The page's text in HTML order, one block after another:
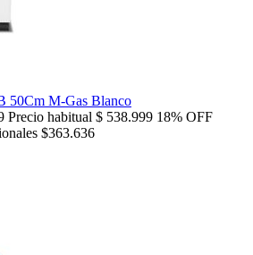
50Cm M-Gas Blanco
Precio habitual $ 538.999 18% OFF
$363.636